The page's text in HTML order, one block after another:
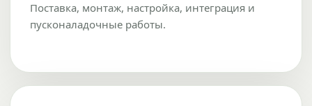
Поставка, монтаж, настройка, интеграция и
пусконаладочные работы.